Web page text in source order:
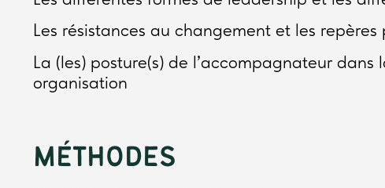
Les résistances au changement et les
La (les) posture(s) de l’accompagnateur
organisation
MÉTHODES